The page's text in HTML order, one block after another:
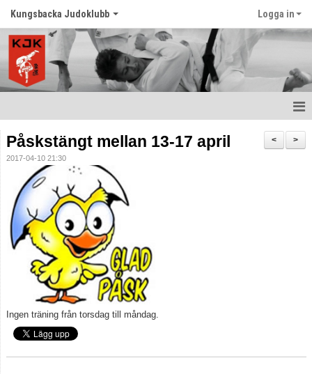
Kungsbacka Judoklubb Logga in
Hem
Prova Judo
Balansträning för vuxna
Senast nytt
Schema
Tävlingar
Judo ordlista
Klubbkläder
>
<
Påskstängt mellan 13-17 april
2017-04-10 21:30
Ingen träning från torsdag till måndag.